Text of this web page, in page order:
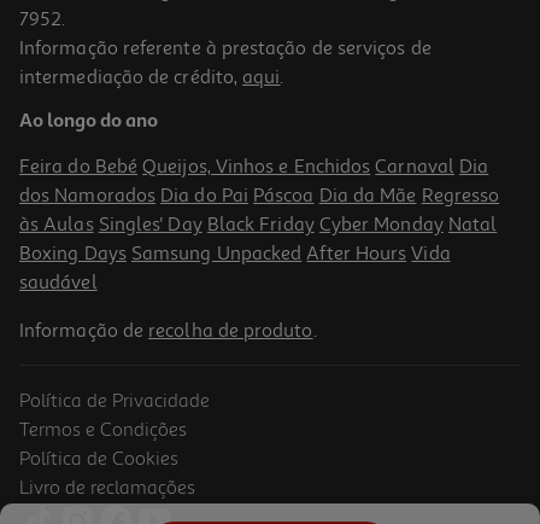
7952.
Informação referente à prestação de serviços de
intermediação de crédito, aqui.
Ao longo do ano
Feira do Bebé Queijos, Vinhos e Enchidos Carnaval Dia
dos Namorados Dia do Pai Páscoa Dia da Mãe Regresso
às Aulas Singles' Day Black Friday Cyber Monday Natal
Boxing Days Samsung Unpacked After Hours Vida
saudável
Informação de recolha de produto.
Política de Privacidade
Termos e Condições
Política de Cookies
Livro de reclamações